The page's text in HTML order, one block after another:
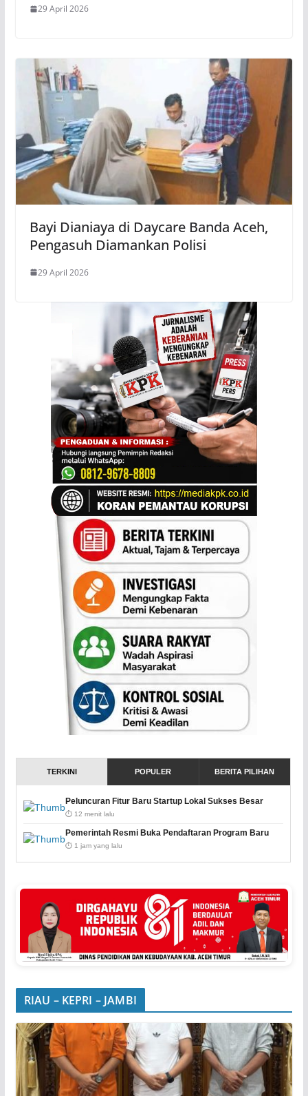
29 April 2026
Bayi Dianiaya di Daycare Banda Aceh,
Pengasuh Diamankan Polisi
29 April 2026
TERKINI POPULER BERITA PILIHAN
Peluncuran Fitur Baru Startup Lokal Sukses Besar
⏱️ 12 menit lalu
Pemerintah Resmi Buka Pendaftaran Program Baru
⏱️ 1 jam yang lalu
RIAU – KEPRI – JAMBI